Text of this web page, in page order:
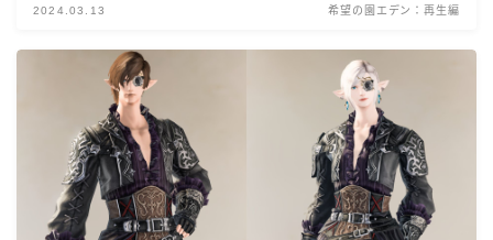
2024.03.13 希望の園エデン：再生編